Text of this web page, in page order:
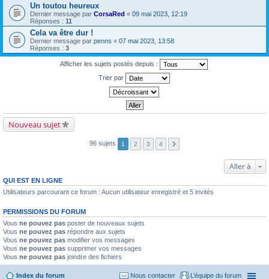
Un toutou heureux
Dernier message par CorsaRed « 09 mai 2023, 12:19
Réponses : 11
Cela va être dur !
Dernier message par penns « 07 mai 2023, 13:58
Réponses : 3
Afficher les sujets postés depuis :
Trier par
Nouveau sujet
96 sujets 1 2 3 4
Aller à
QUI EST EN LIGNE
Utilisateurs parcourant ce forum : Aucun utilisateur enregistré et 5 invités
PERMISSIONS DU FORUM
Vous ne pouvez pas poster de nouveaux sujets
Vous ne pouvez pas répondre aux sujets
Vous ne pouvez pas modifier vos messages
Vous ne pouvez pas supprimer vos messages
Vous ne pouvez pas joindre des fichiers
Index du forum L’équipe du forum
Nous contacter